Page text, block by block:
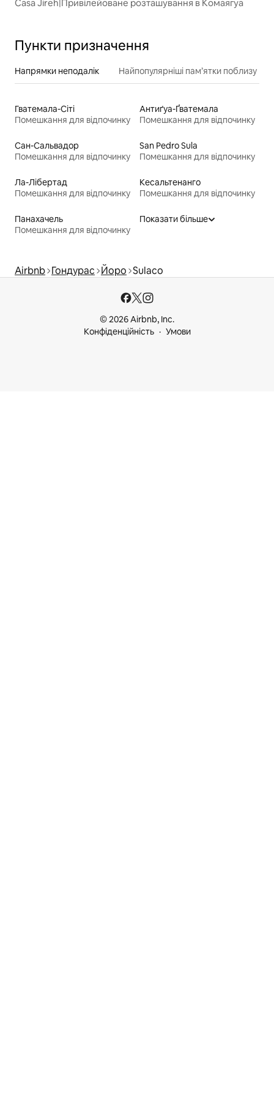
Casa Jireh|Привілейоване розташування в Комаягуа
Пункти призначення
Напрямки неподалік Найпопулярніші пам’ятки поблизу
Гватемала-Сіті
Помешкання для відпочинку
Антиґуа-Ґватемала
Помешкання для відпочинку
Сан-Сальвадор
Помешкання для відпочинку
San Pedro Sula
Помешкання для відпочинку
Ла-Лібертад
Помешкання для відпочинку
Кесальтенанго
Помешкання для відпочинку
Панахачель
Помешкання для відпочинку
Показати більше
Airbnb Гондурас Йоро Sulaco
© 2026 Airbnb, Inc.
Конфіденційність
Умови